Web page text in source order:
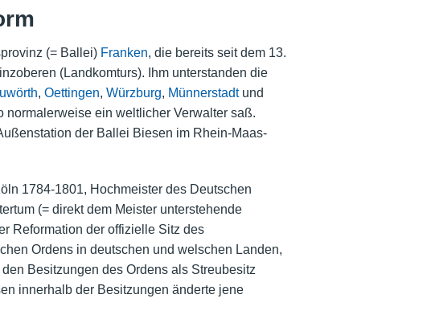
(= Ballei) Franken, die bereits seit dem 13.
(Landkomturs). Ihm unterstanden die
, Oettingen, Würzburg, Münnerstadtund
normalerweise ein weltlicher Verwalter saß.
der Ballei Biesen im Rhein-Maas-
1784-1801, Hochmeister des Deutschen
(= direkt dem Meister unterstehende
Reformation der offizielle Sitz des
Ordens in deutschen und welschen Landen,
Besitzungen des Ordens als Streubesitz
innerhalb der Besitzungen änderte jene